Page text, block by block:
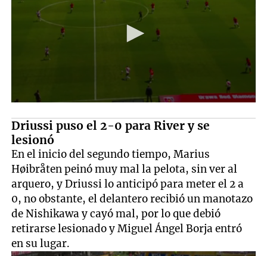
Driussi puso el 2-0 para River y se
lesionó
En el inicio del segundo tiempo, Marius
Høibråten peinó muy mal la pelota, sin ver al
arquero, y Driussi lo anticipó para meter el 2 a
0, no obstante, el delantero recibió un manotazo
de Nishikawa y cayó mal, por lo que debió
retirarse lesionado y Miguel Ángel Borja entró
en su lugar.